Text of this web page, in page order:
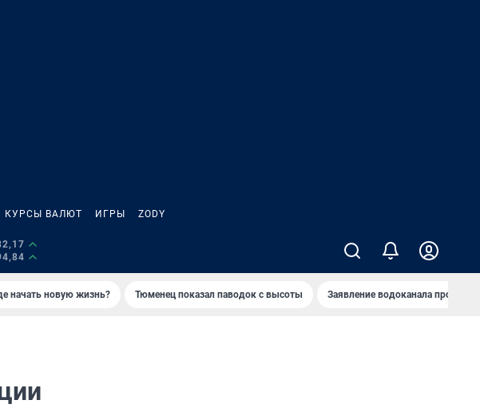
КУРСЫ ВАЛЮТ ИГРЫ ZODY
начать новую жизнь? Тюменец показал паводок с высоты Заявление водоканала про